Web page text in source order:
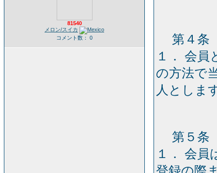
81540
メロン/スイカ
コメント数： 0
第４条
１． 会員
の方法で
人としま
第５条
１． 会員